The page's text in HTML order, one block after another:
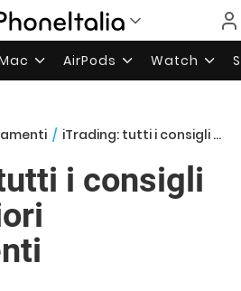
AirPods Watch
/ iTrading: tutti i consigli per i migliori investimenti
i consigli